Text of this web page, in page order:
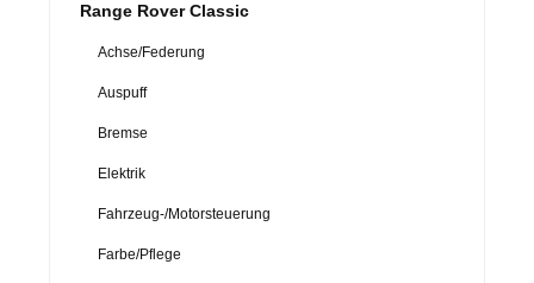
Range Rover Classic
Achse/Federung
Auspuff
Bremse
Elektrik
Fahrzeug-/Motorsteuerung
Farbe/Pflege